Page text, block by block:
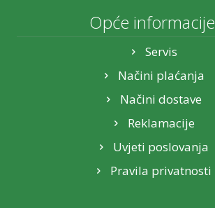
Opće informacije
Servis
Načini plaćanja
Načini dostave
Reklamacije
Uvjeti poslovanja
Pravila privatnosti